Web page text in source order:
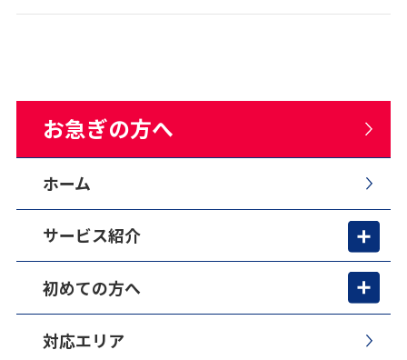
お急ぎの方へ
ホーム
サービス紹介
初めての方へ
対応エリア